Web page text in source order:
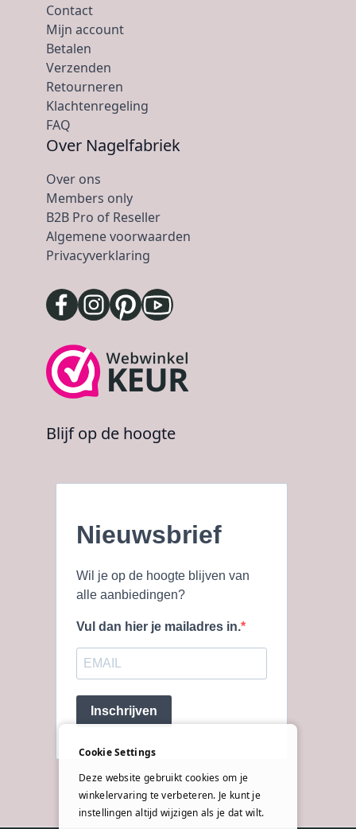
Contact
Mijn account
Betalen
Verzenden
Retourneren
Klachtenregeling
FAQ
Over Nagelfabriek
Over ons
Members only
B2B Pro of Reseller
Algemene voorwaarden
Privacyverklaring
Blijf op de hoogte
Nieuwsbrief
Wil je op de hoogte blijven van
alle aanbiedingen?
Vul dan hier je mailadres in.
Inschrijven
Cookie Settings
Deze website gebruikt cookies om je
winkelervaring te verbeteren. Je kunt je
instellingen altijd wijzigen als je dat wilt.